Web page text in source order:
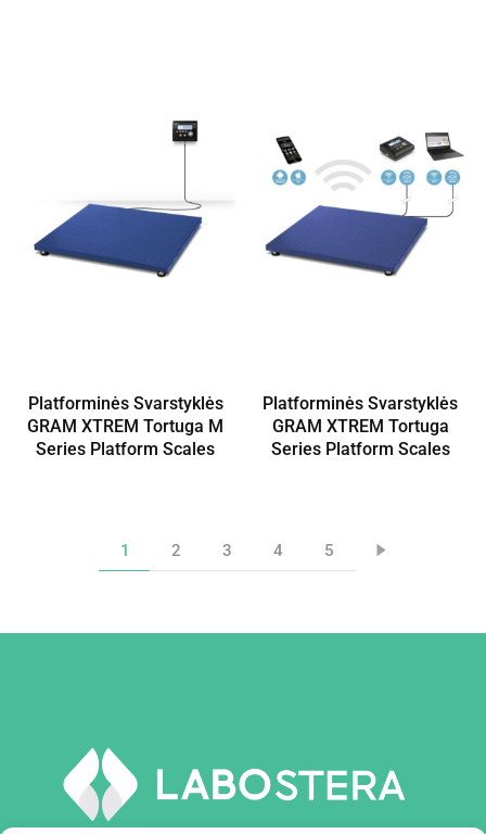
Platforminės Svarstyklės
GRAM XTREM Tortuga M
Series Platform Scales
Platforminės Svarstyklės
GRAM XTREM Tortuga
Series Platform Scales
1 2 3 4 5